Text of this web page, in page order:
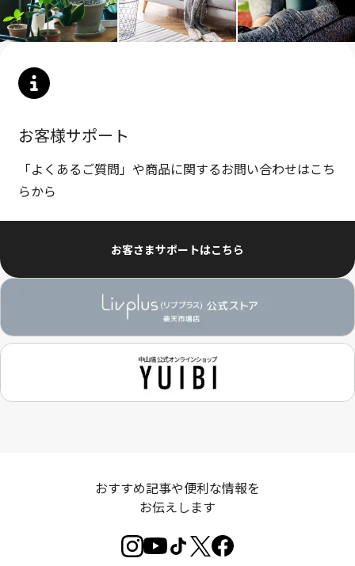
お客様サポート
「よくあるご質問」や商品に関するお問い合わせはこち
らから
お客さまサポートはこちら
おすすめ記事や便利な情報を
お伝えします